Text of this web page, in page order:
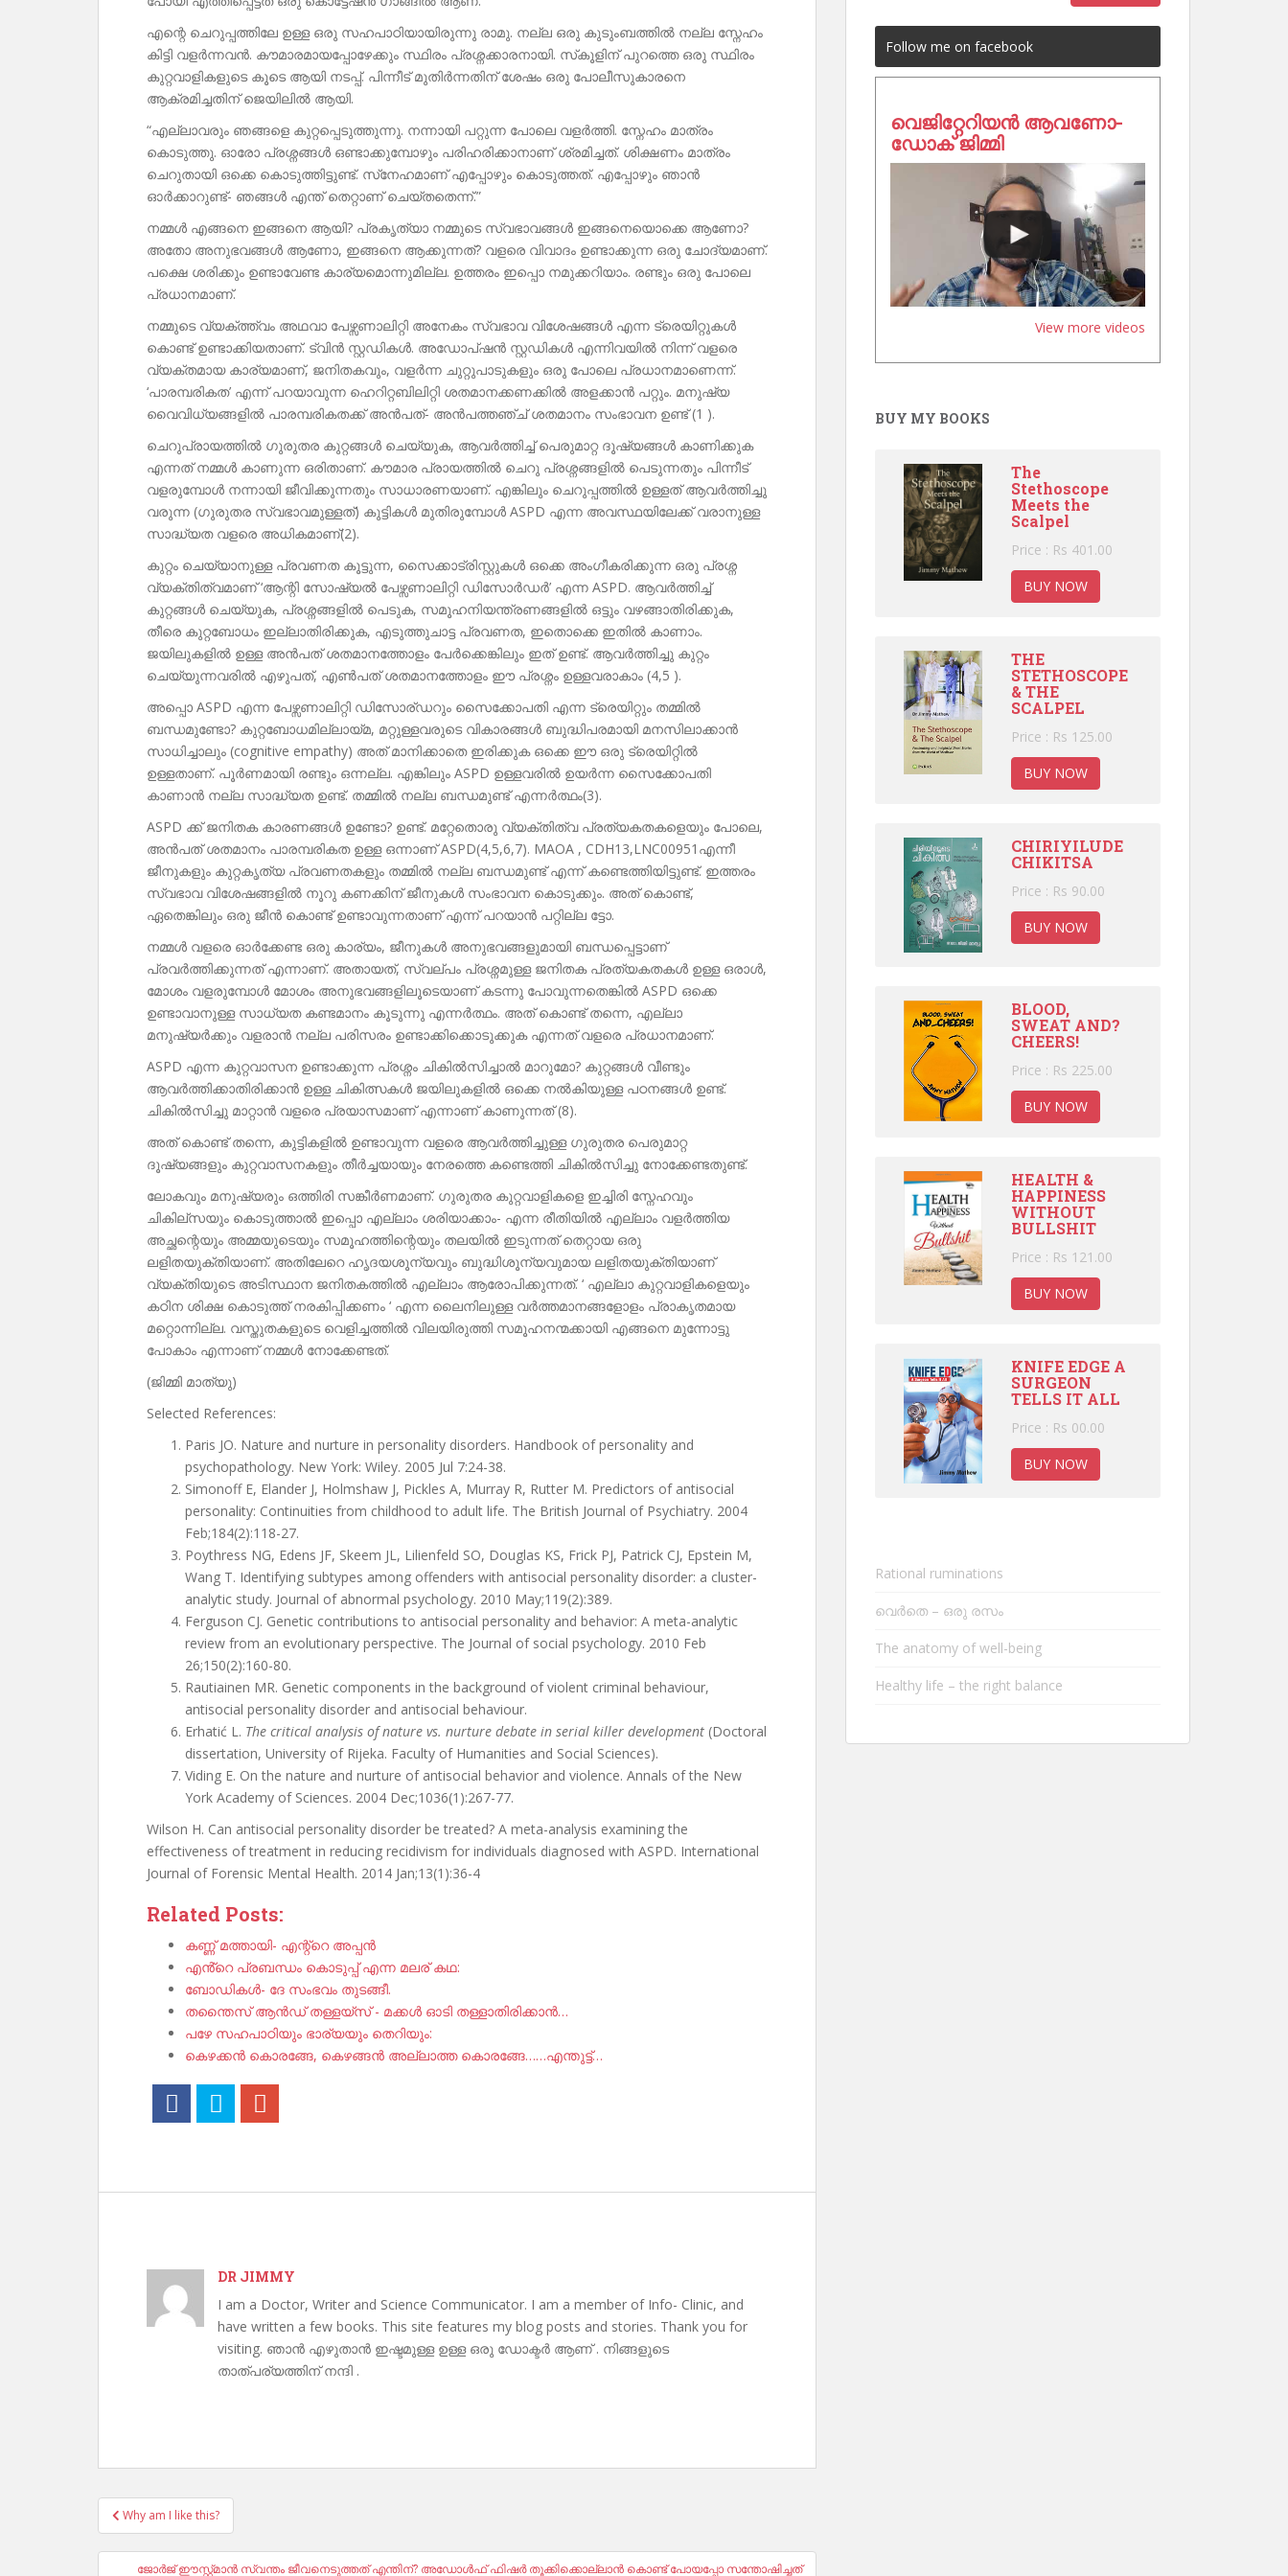
എന്റെ ചെറുപ്പത്തിലേ ഉള്ള ഒരു സഹപാഠിയായിരുന്നു രാമു. നല്ല ഒരു കുടുംബത്തിൽ നല്ല സ്നേഹം
കിട്ടി വളർന്നവൻ. കൗമാരമായപ്പോഴേക്കും സ്ഥിരം പ്രശ്നക്കാരനായി. സ്‌കൂളിന് പുറത്തെ ഒരു സ്ഥിരം
കുറ്റവാളികളുടെ കൂടെ ആയി നടപ്പ്. പിന്നീട് മുതിർന്നതിന് ശേഷം ഒരു പോലീസുകാരനെ
ആക്രമിച്ചതിന് ജെയിലിൽ ആയി.
“എല്ലാവരും ഞങ്ങളെ കുറ്റപ്പെടുത്തുന്നു. നന്നായി പറ്റുന്ന പോലെ വളർത്തി. സ്നേഹം മാത്രം
കൊടുത്തു. ഓരോ പ്രശ്നങ്ങൾ ഒണ്ടാക്കുമ്പോഴും പരിഹരിക്കാനാണ് ശ്രമിച്ചത്. ശിക്ഷണം മാത്രം
ചെറുതായി ഒക്കെ കൊടുത്തിട്ടുണ്ട്. സ്‌നേഹമാണ് എപ്പോഴും കൊടുത്തത്. എപ്പോഴും ഞാൻ
ഓർക്കാറുണ്ട്- ഞങ്ങൾ എന്ത് തെറ്റാണ് ചെയ്‌തതെന്ന്‌.”
നമ്മൾ എങ്ങനെ ഇങ്ങനെ ആയി? പ്രകൃത്യാ നമ്മുടെ സ്വഭാവങ്ങൾ ഇങ്ങനെയൊക്കെ ആണോ?
അതോ അനുഭവങ്ങൾ ആണോ, ഇങ്ങനെ ആക്കുന്നത്? വളരെ വിവാദം ഉണ്ടാക്കുന്ന ഒരു ചോദ്യമാണ്.
പക്ഷെ ശരിക്കും ഉണ്ടാവേണ്ട കാര്യമൊന്നുമില്ല. ഉത്തരം ഇപ്പൊ നമുക്കറിയാം. രണ്ടും ഒരു പോലെ
പ്രധാനമാണ്.
നമ്മുടെ വ്യക്ത്ത്വം അഥവാ പേഴ്സണാലിറ്റി അനേകം സ്വഭാവ വിശേഷങ്ങൾ എന്ന ട്രെയിറ്റുകൾ
കൊണ്ട് ഉണ്ടാക്കിയതാണ്. ട്വിൻ സ്റ്റഡികൾ. അഡോപ്‌ഷൻ സ്റ്റഡികൾ എന്നിവയിൽ നിന്ന് വളരെ
വ്യക്തമായ കാര്യമാണ്, ജനിതകവും, വളർന്ന ചുറ്റുപാടുകളും ഒരു പോലെ പ്രധാനമാണെന്ന്.
‘പാരമ്പരികത’ എന്ന് പറയാവുന്ന ഹെറിറ്റബിലിറ്റി ശതമാനക്കണക്കിൽ അളക്കാൻ പറ്റും. മനുഷ്യ
വൈവിധ്യങ്ങളിൽ പാരമ്പരികതക്ക് അൻപത്- അൻപത്തഞ്ച് ശതമാനം സംഭാവന ഉണ്ട് (1 ).
ചെറുപ്രായത്തിൽ ഗുരുതര കുറ്റങ്ങൾ ചെയ്യുക, ആവർത്തിച്ച് പെരുമാറ്റ ദൂഷ്യങ്ങൾ കാണിക്കുക
എന്നത് നമ്മൾ കാണുന്ന ഒരിതാണ്. കൗമാര പ്രായത്തിൽ ചെറു പ്രശ്നങ്ങളിൽ പെടുന്നതും പിന്നീട്
വളരുമ്പോൾ നന്നായി ജീവിക്കുന്നതും സാധാരണയാണ്. എങ്കിലും ചെറുപ്പത്തിൽ ഉള്ളത് ആവർത്തിച്ചു
വരുന്ന (ഗുരുതര സ്വഭാവമുള്ളത്) കുട്ടികൾ മുതിരുമ്പോൾ ASPD എന്ന അവസ്ഥയിലേക്ക് വരാനുള്ള
സാദ്ധ്യത വളരെ അധികമാണ്(2).
കുറ്റം ചെയ്യാനുള്ള പ്രവണത കൂട്ടുന്ന, സൈക്കാട്രിസ്റ്റുകൾ ഒക്കെ അംഗീകരിക്കുന്ന ഒരു പ്രശ്ന
വ്യക്തിത്വമാണ് ‘ആന്റി സോഷ്യൽ പേഴ്സണാലിറ്റി ഡിസോർഡർ’ എന്ന ASPD. ആവർത്തിച്ച്
കുറ്റങ്ങൾ ചെയ്യുക, പ്രശ്നങ്ങളിൽ പെടുക, സമൂഹനിയന്ത്രണങ്ങളിൽ ഒട്ടും വഴങ്ങാതിരിക്കുക,
തീരെ കുറ്റബോധം ഇല്ലാതിരിക്കുക, എടുത്തുചാട്ട പ്രവണത, ഇതൊക്കെ ഇതിൽ കാണാം.
ജയിലുകളിൽ ഉള്ള അൻപത് ശതമാനത്തോളം പേർക്കെങ്കിലും ഇത് ഉണ്ട്. ആവർത്തിച്ചു കുറ്റം
ചെയ്യുന്നവരിൽ എഴുപത്, എൺപത് ശതമാനത്തോളം ഈ പ്രശ്നം ഉള്ളവരാകാം (4,5 ).
അപ്പൊ ASPD എന്ന പേഴ്സണാലിറ്റി ഡിസോര്ഡറും സൈക്കോപതി എന്ന ട്രെയിറ്റും തമ്മിൽ
ബന്ധമുണ്ടോ? കുറ്റബോധമില്ലായ്മ, മറ്റുള്ളവരുടെ വികാരങ്ങൾ ബുദ്ധിപരമായി മനസിലാക്കാൻ
സാധിച്ചാലും (cognitive empathy) അത് മാനിക്കാതെ ഇരിക്കുക ഒക്കെ ഈ ഒരു ട്രെയിറ്റിൽ
ഉള്ളതാണ്. പൂർണമായി രണ്ടും ഒന്നല്ല. എങ്കിലും ASPD ഉള്ളവരിൽ ഉയർന്ന സൈക്കോപതി
കാണാൻ നല്ല സാദ്ധ്യത ഉണ്ട്. തമ്മിൽ നല്ല ബന്ധമുണ്ട് എന്നർത്ഥം(3).
ASPD ക്ക് ജനിതക കാരണങ്ങൾ ഉണ്ടോ? ഉണ്ട്. മറ്റേതൊരു വ്യക്തിത്വ പ്രത്യകതകളെയും പോലെ,
അൻപത് ശതമാനം പാരമ്പരികത ഉള്ള ഒന്നാണ് ASPD(4,5,6,7). MAOA , CDH13,LNC00951എന്നീ
ജീനുകളും കുറ്റകൃത്യ പ്രവണതകളും തമ്മിൽ നല്ല ബന്ധമുണ്ട് എന്ന് കണ്ടെത്തിയിട്ടുണ്ട്. ഇത്തരം
സ്വഭാവ വിശേഷങ്ങളിൽ നൂറു കണക്കിന് ജീനുകൾ സംഭാവന കൊടുക്കും. അത് കൊണ്ട്,
ഏതെങ്കിലും ഒരു ജീൻ കൊണ്ട് ഉണ്ടാവുന്നതാണ് എന്ന് പറയാൻ പറ്റില്ല ട്ടോ.
നമ്മൾ വളരെ ഓർക്കേണ്ട ഒരു കാര്യം, ജീനുകൾ അനുഭവങ്ങളുമായി ബന്ധപ്പെട്ടാണ്
പ്രവർത്തിക്കുന്നത് എന്നാണ്. അതായത്, സ്വല്പം പ്രശ്നമുള്ള ജനിതക പ്രത്യകതകൾ ഉള്ള ഒരാൾ,
മോശം വളരുമ്പോൾ മോശം അനുഭവങ്ങളിലൂടെയാണ് കടന്നു പോവുന്നതെങ്കിൽ ASPD ഒക്കെ
ഉണ്ടാവാനുള്ള സാധ്യത കണ്ടമാനം കൂടുന്നു എന്നർത്ഥം. അത് കൊണ്ട് തന്നെ, എല്ലാ
മനുഷ്യർക്കും വളരാൻ നല്ല പരിസരം ഉണ്ടാക്കിക്കൊടുക്കുക എന്നത് വളരെ പ്രധാനമാണ്.
ASPD എന്ന കുറ്റവാസന ഉണ്ടാക്കുന്ന പ്രശ്നം ചികിൽസിച്ചാൽ മാറുമോ? കുറ്റങ്ങൾ വീണ്ടും
ആവർത്തിക്കാതിരിക്കാൻ ഉള്ള ചികിത്സകൾ ജയിലുകളിൽ ഒക്കെ നൽകിയുള്ള പഠനങ്ങൾ ഉണ്ട്.
ചികിൽസിച്ചു മാറ്റാൻ വളരെ പ്രയാസമാണ് എന്നാണ് കാണുന്നത് (8).
അത് കൊണ്ട് തന്നെ, കുട്ടികളിൽ ഉണ്ടാവുന്ന വളരെ ആവർത്തിച്ചുള്ള ഗുരുതര പെരുമാറ്റ
ദൂഷ്യങ്ങളും കുറ്റവാസനകളും തീർച്ചയായും നേരത്തെ കണ്ടെത്തി ചികിൽസിച്ചു നോക്കേണ്ടതുണ്ട്.
ലോകവും മനുഷ്യരും ഒത്തിരി സങ്കീർണമാണ്. ഗുരുതര കുറ്റവാളികളെ ഇച്ചിരി സ്നേഹവും
ചികില്സയും കൊടുത്താൽ ഇപ്പൊ എല്ലാം ശരിയാക്കാം- എന്ന രീതിയിൽ എല്ലാം വളർത്തിയ
അച്ഛന്റെയും അമ്മയുടെയും സമൂഹത്തിന്റെയും തലയിൽ ഇടുന്നത് തെറ്റായ ഒരു
ലളിതയുക്തിയാണ്. അതിലേറെ ഹൃദയശൂന്യവും ബുദ്ധിശൂന്യവുമായ ലളിതയുക്തിയാണ്
വ്യക്തിയുടെ അടിസ്ഥാന ജനിതകത്തിൽ എല്ലാം ആരോപിക്കുന്നത്. ‘ എല്ലാ കുറ്റവാളികളെയും
കഠിന ശിക്ഷ കൊടുത്ത് നരകിപ്പിക്കണം ‘ എന്ന ലൈനിലുള്ള വർത്തമാനങ്ങളോളം പ്രാകൃതമായ
മറ്റൊന്നില്ല. വസ്തുതകളുടെ വെളിച്ചത്തിൽ വിലയിരുത്തി സമൂഹനന്മക്കായി എങ്ങനെ മുന്നോട്ടു
പോകാം എന്നാണ് നമ്മൾ നോക്കേണ്ടത്.
(ജിമ്മി മാത്യു)
Selected References:
Paris JO. Nature and nurture in personality disorders. Handbook of personality and
psychopathology. New York: Wiley. 2005 Jul 7:24-38.
Simonoff E, Elander J, Holmshaw J, Pickles A, Murray R, Rutter M. Predictors of antisocial
personality: Continuities from childhood to adult life. The British Journal of Psychiatry. 2004
Feb;184(2):118-27.
Poythress NG, Edens JF, Skeem JL, Lilienfeld SO, Douglas KS, Frick PJ, Patrick CJ, Epstein M,
Wang T. Identifying subtypes among offenders with antisocial personality disorder: a cluster-
analytic study. Journal of abnormal psychology. 2010 May;119(2):389.
Ferguson CJ. Genetic contributions to antisocial personality and behavior: A meta-analytic
review from an evolutionary perspective. The Journal of social psychology. 2010 Feb
26;150(2):160-80.
Rautiainen MR. Genetic components in the background of violent criminal behaviour,
antisocial personality disorder and antisocial behaviour.
Erhatić L. The critical analysis of nature vs. nurture debate in serial killer development (Doctoral
dissertation, University of Rijeka. Faculty of Humanities and Social Sciences).
Viding E. On the nature and nurture of antisocial behavior and violence. Annals of the New
York Academy of Sciences. 2004 Dec;1036(1):267-77.
Wilson H. Can antisocial personality disorder be treated? A meta-analysis examining the
effectiveness of treatment in reducing recidivism for individuals diagnosed with ASPD. International
Journal of Forensic Mental Health. 2014 Jan;13(1):36-4
Related Posts:
കണ്ണ് മത്തായി- എന്റ്റെ അപ്പൻ
എൻ്റെ പ്രബന്ധം കൊടുപ്പ് എന്ന മലര് കഥ:
ബോഡികൾ- ദേ സംഭവം തുടങ്ങീ.
തന്തൈസ് ആൻഡ് തള്ളയ്‌സ് - മക്കൾ ഓടി തള്ളാതിരിക്കാൻ…
പഴേ സഹപാഠിയും ഭാര്യയും തെറിയും:
കെഴക്കൻ കൊരങ്ങേ, കെഴങ്ങൻ അല്ലാത്ത കൊരങ്ങേ……എന്തുട്ട്…
DR JIMMY
I am a Doctor, Writer and Science Communicator. I am a member of Info- Clinic, and
have written a few books. This site features my blog posts and stories. Thank you for
visiting. ഞാൻ എഴുതാൻ ഇഷ്ടമുള്ള ഉള്ള ഒരു ഡോക്ടർ ആണ് . നിങ്ങളുടെ
താത്പര്യത്തിന് നന്ദി .
Post
navigation
Why am I like this?
ജോർജ് ഈസ്റ്റ്മാൻ സ്വന്തം ജീവനെടുത്തത് എന്തിന്? അഡോൾഫ് ഫിഷർ തൂക്കിക്കൊല്ലാൻ കൊണ്ട് പോയപ്പോ സന്തോഷിച്ചത്
Follow me on facebook
വെജിറ്റേറിയൻ ആവണോ-
ഡോക് ജിമ്മി
View more videos
BUY MY BOOKS
The
Stethoscope
Meets the
Scalpel
Price : Rs 401.00
BUY NOW
THE
STETHOSCOPE
& THE
SCALPEL
Price : Rs 125.00
BUY NOW
CHIRIYILUDE
CHIKITSA
Price : Rs 90.00
BUY NOW
BLOOD,
SWEAT AND?
CHEERS!
Price : Rs 225.00
BUY NOW
HEALTH &
HAPPINESS
WITHOUT
BULLSHIT
Price : Rs 121.00
BUY NOW
KNIFE EDGE A
SURGEON
TELLS IT ALL
Price : Rs 00.00
BUY NOW
Rational ruminations
വെർതെ – ഒരു രസം
The anatomy of well-being
Healthy life – the right balance